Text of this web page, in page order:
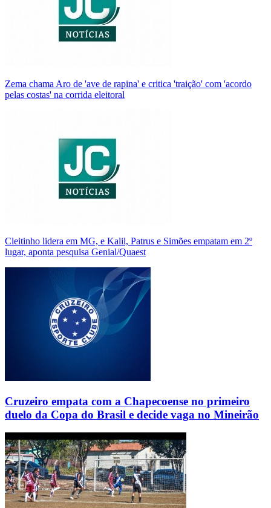
Zema chama Aro de 'ave de rapina' e critica 'traição' com 'acordo
pelas costas' na corrida eleitoral
Cleitinho lidera em MG, e Kalil, Patrus e Simões empatam em 2º
lugar, aponta pesquisa Genial/Quaest
Cruzeiro empata com a Chapecoense no primeiro
duelo da Copa do Brasil e decide vaga no Mineirão